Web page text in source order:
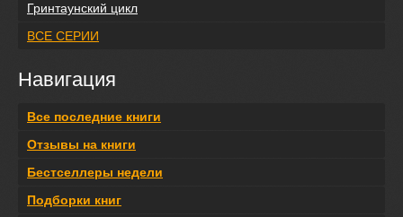
Гринтаунский цикл
ВСЕ СЕРИИ
Навигация
Все последние книги
Отзывы на книги
Бестселлеры недели
Подборки книг